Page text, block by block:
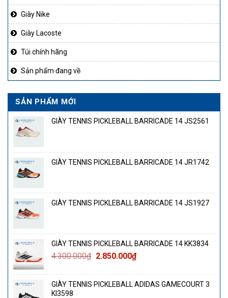
Giày Nike
Giày Lacoste
Túi chính hãng
Sản phẩm đang về
SẢN PHẨM MỚI
GIÀY TENNIS PICKLEBALL BARRICADE 14 JS2561
GIÀY TENNIS PICKLEBALL BARRICADE 14 JR1742
GIÀY TENNIS PICKLEBALL BARRICADE 14 JS1927
GIÀY TENNIS PICKLEBALL BARRICADE 14 KK3834
4.300.000₫ Giá
4.300.000₫.
2.850.000₫Giá
là:
GIÀY TENNIS PICKLEBALL ADIDAS GAMECOURT 3
KI3598